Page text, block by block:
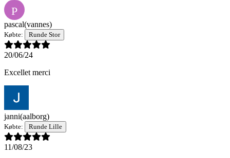
P
pascal(vannes)
Købte: Runde Stor
20/06/24
Excellet merci
janni(aalborg)
Købte: Runde Lille
11/08/23